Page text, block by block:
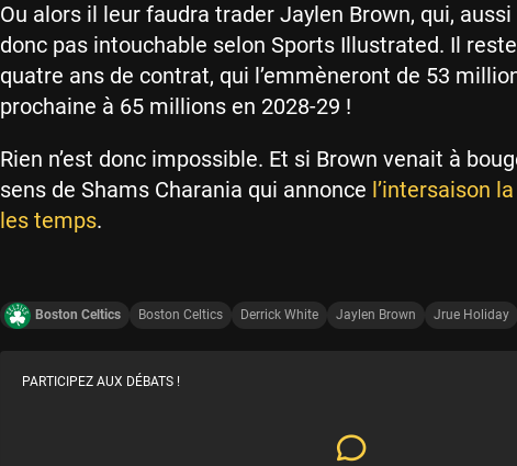
Ou alors il leur faudra trader Jaylen Brown, qui, aussi
donc pas intouchable selon Sports Illustrated. Il
quatre ans de contrat, qui l’emmèneront de 53
prochaine à 65 millions en 2028-29 !
Rien n’est donc impossible. Et si Brown venait à
sens de Shams Charania qui annonce l’intersaison
les temps.
Boston Celtics Boston Celtics Derrick White Jaylen Brown Jrue Holiday
PARTICIPEZ AUX DÉBATS !